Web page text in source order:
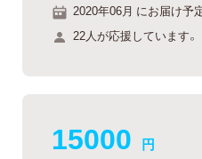
2020年06月 にお届け予
22人が応援しています。
15000 円